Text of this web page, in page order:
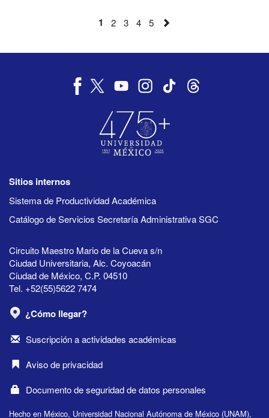
1 2 3 4 5
Sitios internos
Sistema de Productividad Académica
Catálogo de Servicios Secretaría Administrativa SGC
Circuito Maestro Mario de la Cueva s/n
Ciudad Universitaria, Alc. Coyoacán
Ciudad de México, C.P. 04510
Tel. +52(55)5622 7474
¿Cómo llegar?
Suscripción a actividades académicas
Aviso de privacidad
Documento de seguridad de datos personales
Hecho en México, Universidad Nacional Autónoma de México (UNAM),